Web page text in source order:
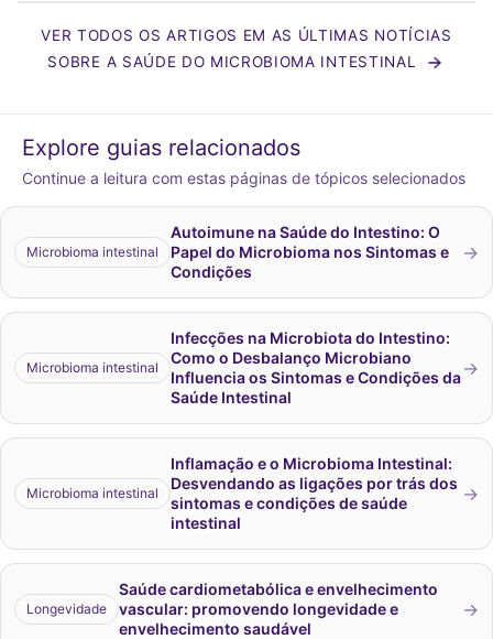
VER TODOS OS ARTIGOS EM AS ÚLTIMAS NOTÍCIAS
SOBRE A SAÚDE DO MICROBIOMA INTESTINAL
Explore guias relacionados
Continue a leitura com estas páginas de tópicos selecionados
Microbioma intestinal
Autoimune na Saúde do Intestino: O
Papel do Microbioma nos Sintomas e
Condições
→
Microbioma intestinal
Infecções na Microbiota do Intestino:
Como o Desbalanço Microbiano
Influencia os Sintomas e Condições da
Saúde Intestinal
→
Microbioma intestinal
Inflamação e o Microbioma Intestinal:
Desvendando as ligações por trás dos
sintomas e condições de saúde
intestinal
→
Longevidade
Saúde cardiometabólica e envelhecimento
vascular: promovendo longevidade e
envelhecimento saudável
→